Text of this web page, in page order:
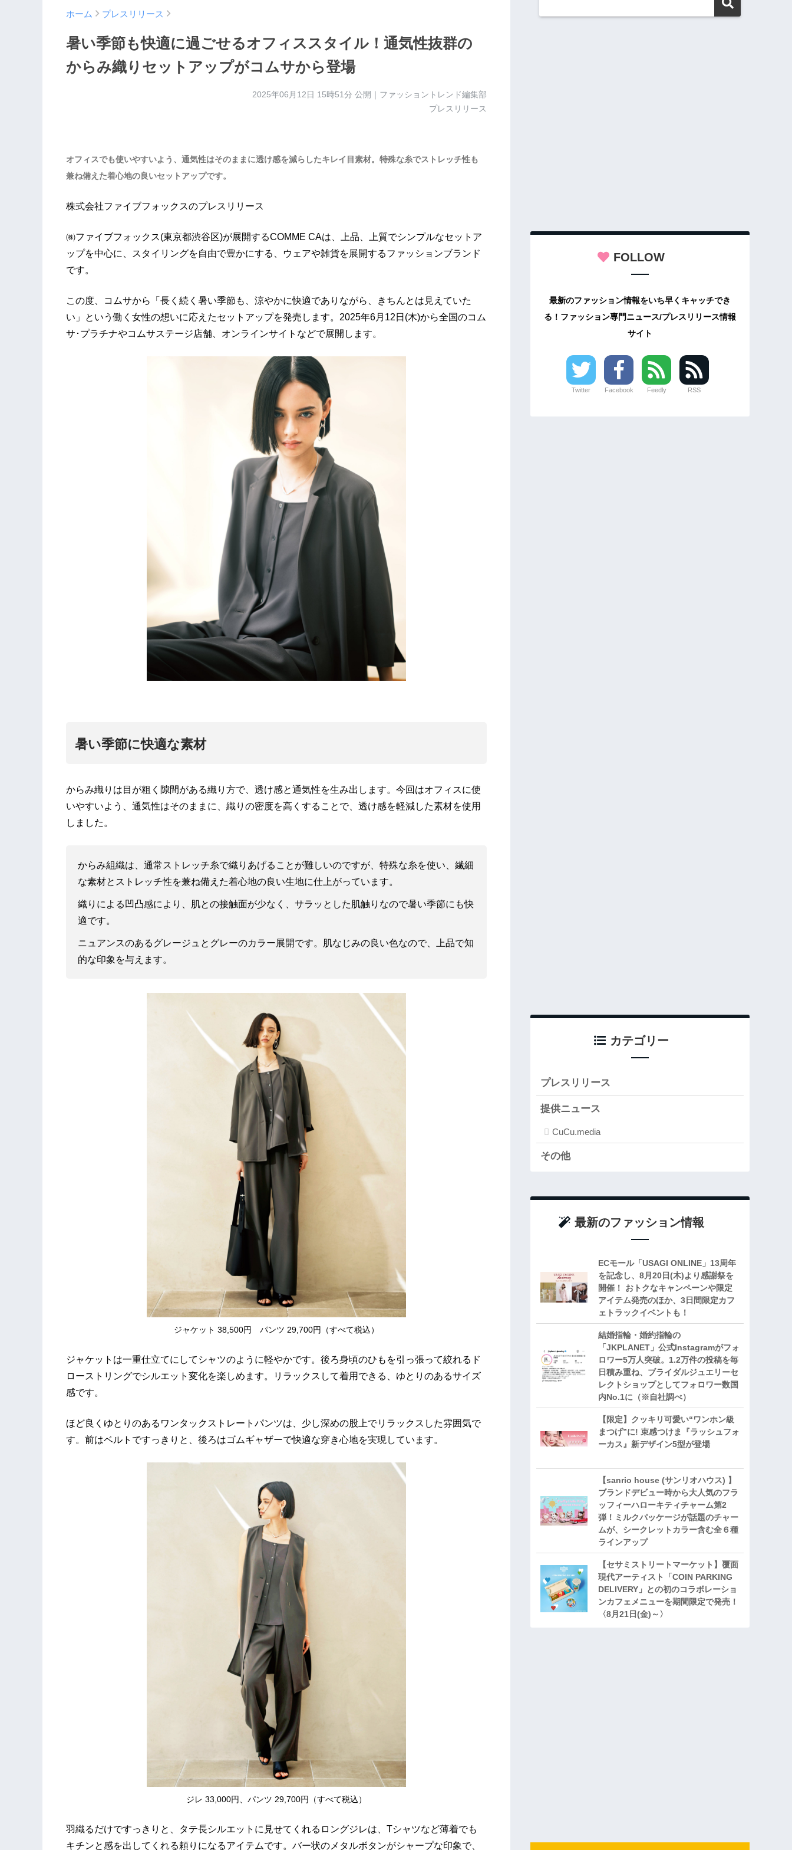
ホーム プレスリリース
暑い季節も快適に過ごせるオフィススタイル！通気性抜群の
からみ織りセットアップがコムサから登場
2025年06月12日 15時51分 公開｜ファッショントレンド編集部
プレスリリース
オフィスでも使いやすいよう、通気性はそのままに透け感を減らしたキレイ目素材。特殊な糸でストレッチ性も
兼ね備えた着心地の良いセットアップです。
株式会社ファイブフォックスのプレスリリース
㈱ファイブフォックス(東京都渋谷区)が展開するCOMME CAは、上品、上質でシンプルなセットア
ップを中心に、スタイリングを自由で豊かにする、ウェアや雑貨を展開するファッションブランド
です。
この度、コムサから「長く続く暑い季節も、涼やかに快適でありながら、きちんとは見えていた
い」という働く女性の想いに応えたセットアップを発売します。2025年6月12日(木)から全国のコム
サ･プラチナやコムサステージ店舗、オンラインサイトなどで展開します。
暑い季節に快適な素材
からみ織りは目が粗く隙間がある織り方で、透け感と通気性を生み出します。今回はオフィスに使
いやすいよう、通気性はそのままに、織りの密度を高くすることで、透け感を軽減した素材を使用
しました。
からみ組織は、通常ストレッチ糸で織りあげることが難しいのですが、特殊な糸を使い、繊細
な素材とストレッチ性を兼ね備えた着心地の良い生地に仕上がっています。
織りによる凹凸感により、肌との接触面が少なく、サラッとした肌触りなので暑い季節にも快
適です。
ニュアンスのあるグレージュとグレーのカラー展開です。肌なじみの良い色なので、上品で知
的な印象を与えます。
ジャケット 38,500円 パンツ 29,700円（すべて税込）
ジャケットは一重仕立てにしてシャツのように軽やかです。後ろ身頃のひもを引っ張って絞れるド
ローストリングでシルエット変化を楽しめます。リラックスして着用できる、ゆとりのあるサイズ
感です。
ほど良くゆとりのあるワンタックストレートパンツは、少し深めの股上でリラックスした雰囲気で
す。前はベルトですっきりと、後ろはゴムギャザーで快適な穿き心地を実現しています。
ジレ 33,000円、パンツ 29,700円（すべて税込）
羽織るだけですっきりと、タテ長シルエットに見せてくれるロングジレは、Tシャツなど薄着でも
キチンと感を出してくれる頼りになるアイテムです。バー状のメタルボタンがシャープな印象で、
FOLLOW
最新のファッション情報をいち早くキャッチでき
る！ファッション専門ニュース/プレスリリース情報
サイト
Twitter Facebook Feedly RSS
カテゴリー
プレスリリース
提供ニュース
CuCu.media
その他
最新のファッション情報
ECモール「USAGI ONLINE」13周年
を記念し、8月20日(木)より感謝祭を
開催！ おトクなキャンペーンや限定
アイテム発売のほか、3日間限定カフ
ェトラックイベントも！
結婚指輪・婚約指輪の
「JKPLANET」公式Instagramがフォ
ロワー5万人突破。1.2万件の投稿を毎
日積み重ね、ブライダルジュエリーセ
レクトショップとしてフォロワー数国
内No.1に（※自社調べ）
【限定】クッキリ可愛い“ワンホン級
まつげ”に! 束感つけま『ラッシュフォ
ーカス』新デザイン5型が登場
【sanrio house (サンリオハウス) 】
ブランドデビュー時から大人気のフラ
ッフィーハローキティチャーム第2
弾！ミルクパッケージが話題のチャー
ムが、シークレットカラー含む全６種
ラインアップ
【セサミストリートマーケット】覆面
現代アーティスト「COIN PARKING
DELIVERY」との初のコラボレーショ
ンカフェメニューを期間限定で発売！
〈8月21日(金)～〉